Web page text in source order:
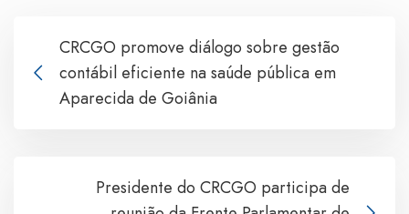
CRCGO promove diálogo sobre gestão
contábil eficiente na saúde pública em
Aparecida de Goiânia
Presidente do CRCGO participa de